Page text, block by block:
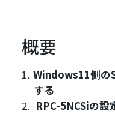
概要
Windows11側の
する
RPC-5NCSiの設